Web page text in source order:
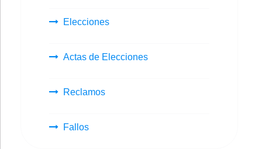
Elecciones
Actas de Elecciones
Reclamos
Fallos